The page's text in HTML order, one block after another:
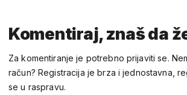
Komentiraj, znaš da
Za komentiranje je potrebno prijaviti se.
račun? Registracija je brza i jednostavna,
se u raspravu.